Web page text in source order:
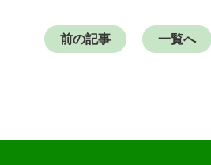
前の記事 一覧へ